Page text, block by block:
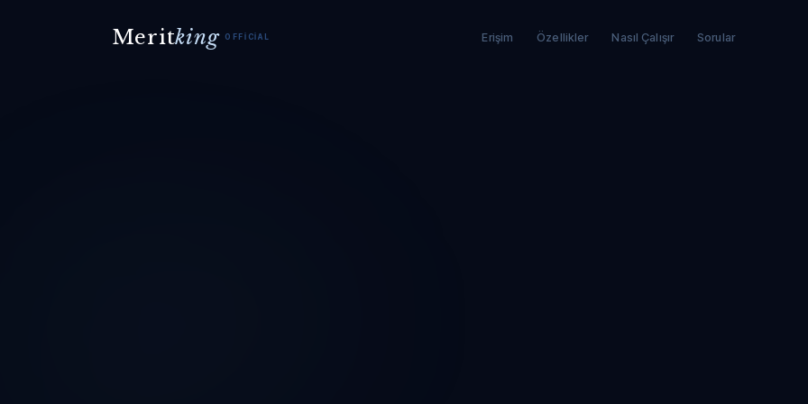
Meritking OFFICIAL Erişim Özellikler Nasıl Çalışır Sorular